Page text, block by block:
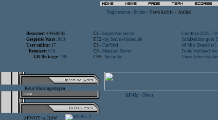
Registration - Suche - News Archiv - Artikel
Besucher: 44468043 CS - SniperWar Server
Goodbye 2025 –
Gespielte Wars: 803 TF2 - by Server-United.de
SofaDaddler goes
User online: 17 CS - FunYard
40 Mio. Beuscher
Benutzer: 618 CS - Mansion Server
Frohe
GB-Beiträge: 285 CSS - Spelunke Unser
Kein War eingetragen
IsF.WOT vs. HoW 2:1
IsF-Hp > News